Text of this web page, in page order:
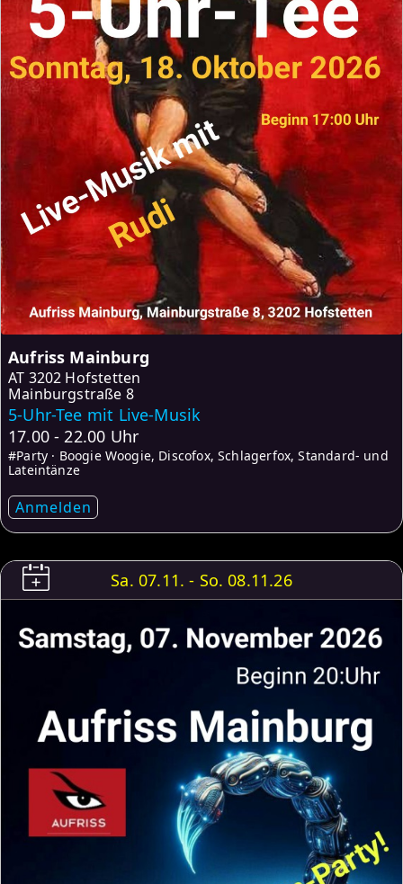
Aufriss Mainburg
AT 3202 Hofstetten
Mainburgstraße 8
5-Uhr-Tee mit Live-Musik
17.00 - 22.00 Uhr
#Party · Boogie Woogie, Discofox, Schlagerfox, Standard- und
Lateintänze
Anmelden
Sa. 07.11. - So. 08.11.26